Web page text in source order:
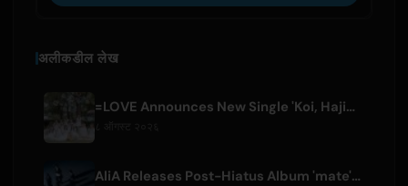
अलीकडील लेख
=LOVE Announces New Single 'Koi, Hajimemashita.' and Tokyo Dome Concerts
AliA Releases Post-Hiatus Album 'mate', Announces Tokyo Live